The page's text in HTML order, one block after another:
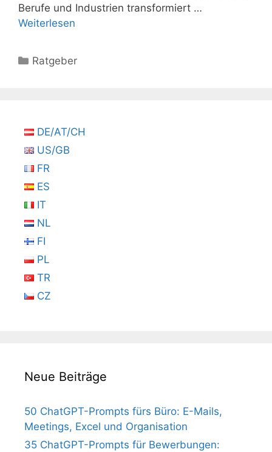
Berufe und Industrien transformiert …
Weiterlesen
Kategorien
Ratgeber
DE/AT/CH
US/GB
FR
ES
IT
NL
FI
PL
TR
CZ
Neue Beiträge
50 ChatGPT-Prompts fürs Büro: E-Mails,
Meetings, Excel und Organisation
35 ChatGPT-Prompts für Bewerbungen: